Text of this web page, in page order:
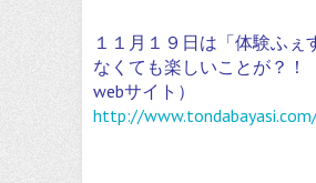
１１月１９日は「体験ふぇ
なくても楽しいことが？！
webサイト）
http://